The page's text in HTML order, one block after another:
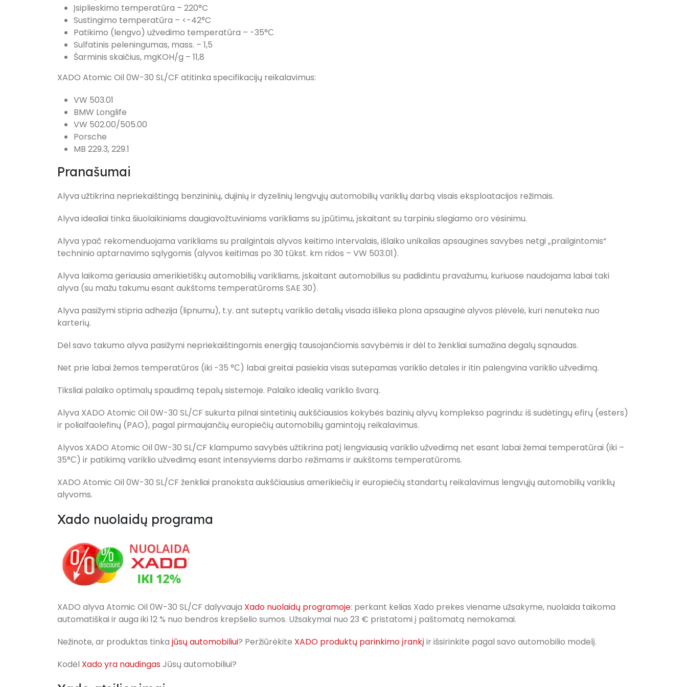
Įsiplieskimo temperatūra – 220°C
Sustingimo temperatūra – <-42°C
Patikimo (lengvo) užvedimo temperatūra – -35°С
Sulfatinis peleningumas, mass. – 1,5
Šarminis skaičius, mgKOH/g – 11,8
XADO Atomic Oil 0W-30 SL/CF atitinka specifikacijų reikalavimus:
VW 503.01
BMW Longlife
VW 502.00/505.00
Porsche
MB 229.3, 229.1
Pranašumai
Alyva užtikrina nepriekaištingą benzininių, dujinių ir dyzelinių lengvųjų automobilių variklių darbą visais eksploatacijos režimais.
Alyva idealiai tinka šiuolaikiniams daugiavožtuviniams varikliams su įpūtimu, įskaitant su tarpiniu slegiamo oro vėsinimu.
Alyva ypač rekomenduojama varikliams su prailgintais alyvos keitimo intervalais, išlaiko unikalias apsaugines savybes netgi „prailgintomis“
techninio aptarnavimo sąlygomis (alyvos keitimas po 30 tūkst. km ridos – VW 503.01).
Alyva laikoma geriausia amerikietiškų automobilių varikliams, įskaitant automobilius su padidintu pravažumu, kuriuose naudojama labai taki
alyva (su mažu takumu esant aukštoms temperatūroms SAE 30).
Alyva pasižymi stipria adhezija (lipnumu), t.y. ant suteptų variklio detalių visada išlieka plona apsauginė alyvos plėvelė, kuri nenuteka nuo
karterių.
Dėl savo takumo alyva pasižymi nepriekaištingomis energiją tausojančiomis savybėmis ir dėl to ženkliai sumažina degalų sąnaudas.
Net prie labai žemos temperatūros (iki -35 °С) labai greitai pasiekia visas sutepamas variklio detales ir itin palengvina variklio užvedimą.
Tiksliai palaiko optimalų spaudimą tepalų sistemoje. Palaiko idealią variklio švarą.
Alyva XADO Atomic Oil 0W-30 SL/CF sukurta pilnai sintetinių aukščiausios kokybės bazinių alyvų komplekso pagrindu: iš sudėtingų efirų (esters)
ir polialfaolefinų (PAO), pagal pirmaujančių europiečių automobilių gamintojų reikalavimus.
Alyvos XADO Atomic Oil 0W-30 SL/CF klampumo savybės užtikrina patį lengviausią variklio užvedimą net esant labai žemai temperatūrai (iki –
35°С) ir patikimą variklio užvedimą esant intensyviems darbo režimams ir aukštoms temperatūroms.
XADO Atomic Oil 0W-30 SL/CF ženkliai pranoksta aukščiausius amerikiečių ir europiečių standartų reikalavimus lengvųjų automobilių variklių
alyvoms.
Xado nuolaidų programa
XADO alyva Atomic Oil 0W-30 SL/CF dalyvauja Xado nuolaidų programoje: perkant kelias Xado prekes viename užsakyme, nuolaida taikoma
automatiškai ir auga iki 12 % nuo bendros krepšelio sumos. Užsakymai nuo 23 € pristatomi į paštomatą nemokamai.
Nežinote, ar produktas tinka jūsų automobiliui? Peržiūrėkite XADO produktų parinkimo įrankį ir išsirinkite pagal savo automobilio modelį.
Kodėl Xado yra naudingasJūsų automobiliui?